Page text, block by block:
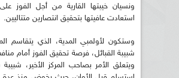
ونسيان خيبتها القارية من أجل الفوز
استعادت عافيتها بتحقيق انتصارين متتاليين.
وستكون لأولمبي المدية، الذي يتقاسم
شبيبة القبائل، فرصة تحقيق الفوز أمام
ويتعلق الأمر بصاحب المركز الأخير،